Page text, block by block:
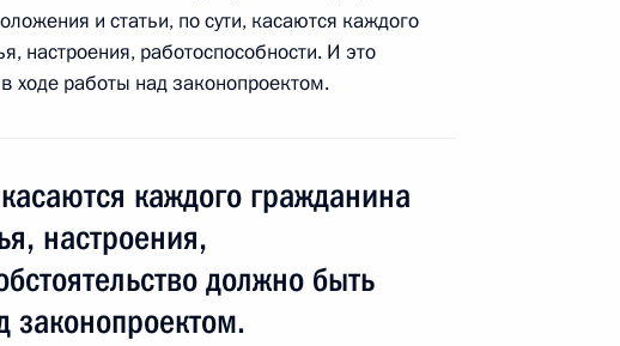
ВДВ с Днём
и статьи, по сути, касаются каждого
настроения, работоспособности. И это
ходе работы над законопроектом.
каждого гражданина
настроения,
должно быть
законопроектом.